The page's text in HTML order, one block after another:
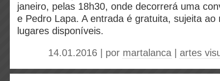
janeiro, pelas 18h30, onde decorrerá uma
e Pedro Lapa. A entrada é gratuita, sujeita ao
lugares disponíveis.
14.01.2016 | por martalanca artes